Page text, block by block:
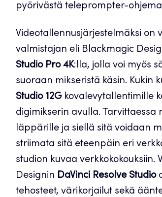
pyörivästä teleprompter-
Videotallennusjärjestelmäksi on
valmistajan eli Blackmagic
Studio Pro 4K:lla, jolla voi myös
suoraan mikseristä käsin. Kukin
Studio 12Gkovalevytallentimille
digimikserin avulla.
läppärille ja siellä sitä voidaan
striimata sitä eteenpäin eri
studion kuvaa
Designin DaVinci Resolve Studio
tehosteet, värikorjailut sekä